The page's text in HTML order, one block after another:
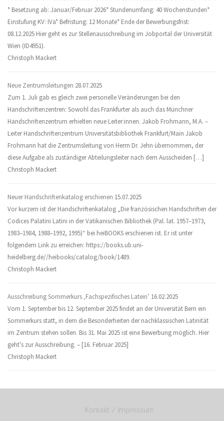
* Besetzung ab: Januar/Februar 2026* Stundenumfang: 40 Wochenstunden*
Einstufung KV: IVa* Befristung: 12 Monate* Ende der Bewerbungsfrist:
08.12.2025 Hier geht es zur Stellenausschreibung im Jobportal der Universität
Wien (ID4951).
Christoph Mackert
Neue Zentrumsleitungen 28.07.2025
Zum 1. Juli gab es gleich zwei personelle Veränderungen bei den
Handschriftenzentren: Sowohl das Frankfurter als auch das Münchner
Handschriftenzentrum erhielten neue Leiter:innen. Jakob Frohmann, M.A. –
Leiter Handschriftenzentrum Universitätsbibliothek Frankfurt/Main Jakob
Frohmann hat die Zentrumsleitung von Herrn Dr. Jehn übernommen, der
diese Aufgabe als zuständiger Abteilungsleiter nach dem Ausscheiden […]
Christoph Mackert
Neuer Handschriftenkatalog erschienen 15.07.2025
Vor kurzem ist der Handschriftenkatalog „Die französischen Handschriften der
Codices Palatini Latini in der Vatikanischen Bibliothek (Pal. lat. 1957–1973,
1983–1984, 1988–1992, 1995)“ bei heiBOOKS erschienen ist. Er ist unter
folgendem Link zu erreichen: https://books.ub.uni-
heidelberg.de//heibooks/catalog/book/1489.
Christoph Mackert
Ausschreibung Sommerkurs ‚Fachspezifisches Latein’ 16.02.2025
Vom 1. September bis 12. September 2025 findet an der Universität Bern ein
Sommerkurs statt, in dem die Besonderheiten der nachklassischen Latinität
im Zentrum stehen sollen. Bis 31. Mai 2025 ist eine Bewerbung möglich. Hier
geht’s zur Ausschreibung. – [16. Februar 2025]
Christoph Mackert
Kontakt / Impressum